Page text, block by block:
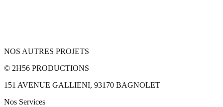
NOS AUTRES PROJETS
© 2H56 PRODUCTIONS
151 AVENUE GALLIENI, 93170 BAGNOLET
Nos Services